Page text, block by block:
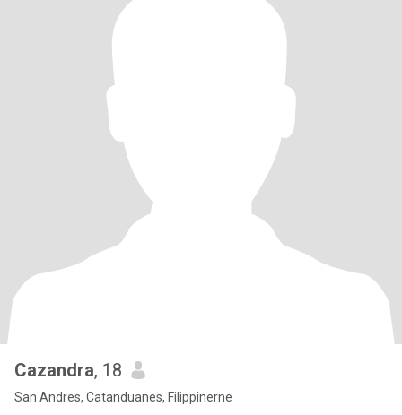
Cazandra, 18
San Andres, Catanduanes, Filippinerne